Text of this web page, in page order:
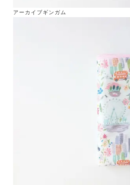
アーカイブギンガム